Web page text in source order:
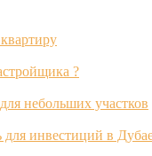
?
небольших участков
инвестиций в